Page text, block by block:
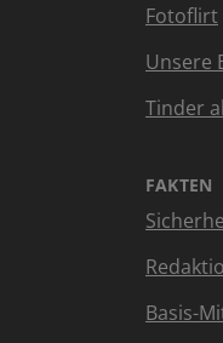
Fotoflirt
Unsere
Tinder
FAKTEN
Basis-